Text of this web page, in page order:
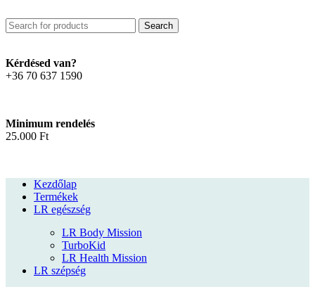
Search
Kérdésed van?
+36 70 637 1590
Minimum rendelés
25.000 Ft
Kezdőlap
Termékek
LR egészség
LR Body Mission
TurboKid
LR Health Mission
LR szépség